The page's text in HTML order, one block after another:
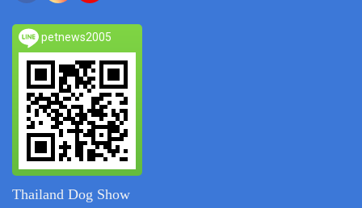
petnews2005
Thailand Dog Show